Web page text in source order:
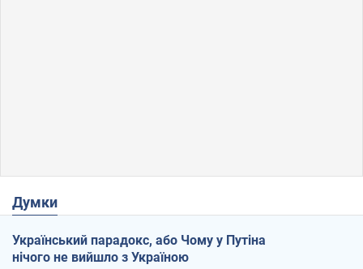
Думки
Український парадокс, або Чому у Путіна
нічого не вийшло з Україною